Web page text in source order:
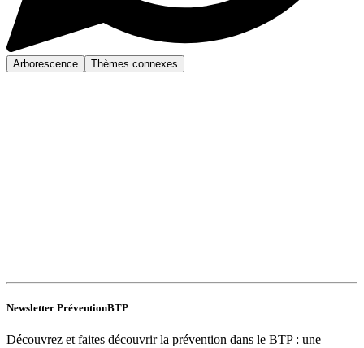
Arborescence Thèmes connexes
Newsletter PréventionBTP
Découvrez et faites découvrir la prévention dans le BTP : une